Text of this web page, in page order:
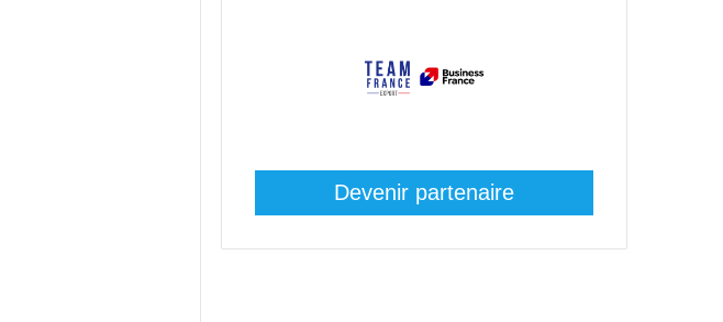
Devenir partenaire